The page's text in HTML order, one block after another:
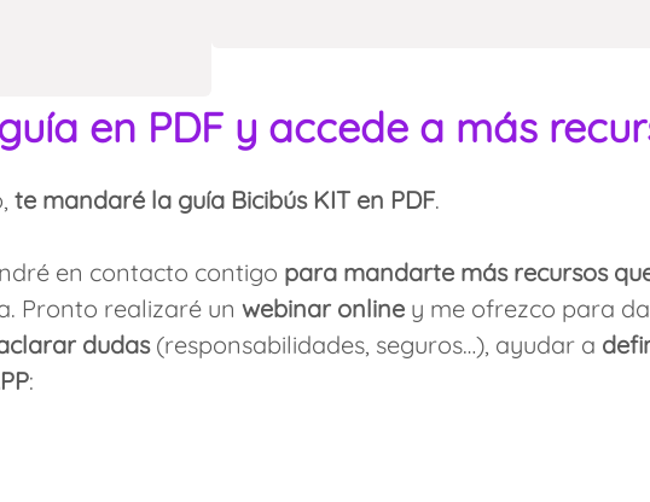
en PDF y accede a más
te mandaré la guía Bicibús KIT en PDF.
en contacto contigo para mandarte más recursos
Pronto realizaré unwebinar online y me ofrezco para
dudas(responsabilidades, seguros…), ayudar a
: